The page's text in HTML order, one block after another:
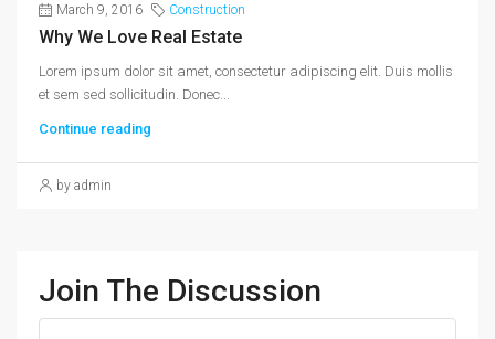
March 9, 2016 Construction
Why We Love Real Estate
Lorem ipsum dolor sit amet, consectetur adipiscing elit. Duis mollis
et sem sed sollicitudin. Donec...
Continue reading
by admin
Join The Discussion